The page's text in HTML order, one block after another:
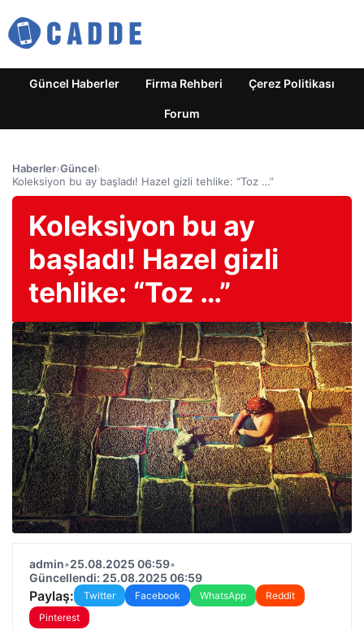
Güncel Haberler Firma Rehberi Çerez Politikası
Forum
Haberler›Güncel›
Koleksiyon bu ay başladı! Hazel gizli tehlike: “Toz …”
Koleksiyon bu ay
başladı! Hazel gizli
tehlike: “Toz …”
admin•25.08.2025 06:59•
Güncellendi: 25.08.2025 06:59
Paylaş: Twitter Facebook WhatsApp
Reddit
Pinterest